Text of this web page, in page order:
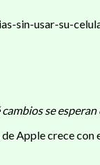
se
Apple crece